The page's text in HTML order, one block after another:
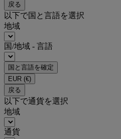
戻る
以下で国と言語を選択
地域
国/地域 - 言語
国と言語を確定
EUR (€)
戻る
以下で通貨を選択
地域
通貨